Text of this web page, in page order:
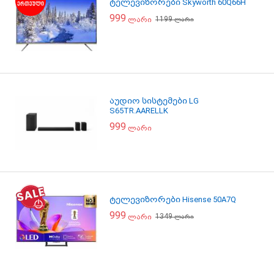
ტელევიზორები Skyworth 60Q66H
999 ლარი 1199ლარი
აუდიო სისტემები LG
S65TR.AARELLK
999 ლარი
ტელევიზორები Hisense 50A7Q
999 ლარი 1349ლარი